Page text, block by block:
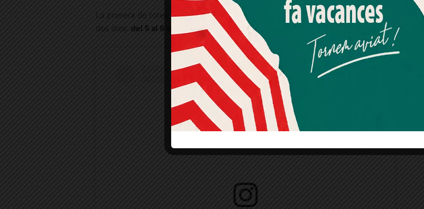
La primera de totes a celebrar-se, la delbarri del Rectoretales Planes , durarà
dos dies: del 5 al 6 de juliol.
Més informació Acceptar Rebutjar tot
Quan l’usuari crea un compte al Diari el Jardí, dona el seu
consentiment explícit per rebre comunicacions
informatives relacionades amb el servei. Aquest
consentiment pot ser revocat en qualsevol moment
mitjançant l’enllaç de baixa present a tots els correus.